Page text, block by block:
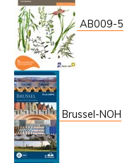
AB009-5
Brussel-NOH